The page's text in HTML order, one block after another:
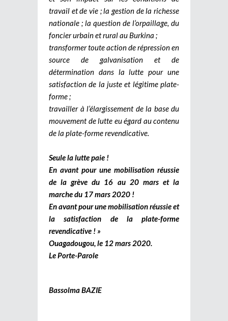
travail et de vie ; la gestion de la richesse
nationale ; la question de l’orpaillage, du
foncier urbain et rural au Burkina ;
transformer toute action de répression en
source de galvanisation et de
détermination dans la lutte pour une
satisfaction de la juste et légitime plate-
forme ;
travailler à l’élargissement de la base du
mouvement de lutte eu égard au contenu
de la plate-forme revendicative.
Seule la lutte paie !
En avant pour une mobilisation réussie
de la grève du 16 au 20 mars et la
marche du 17 mars 2020 !
En avant pour une mobilisation réussie et
la satisfaction de la plate-forme
revendicative ! »
Ouagadougou, le 12 mars 2020.
Le Porte-Parole
Bassolma BAZIE